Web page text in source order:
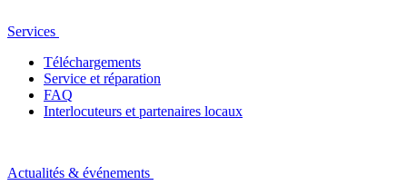
Services
Téléchargements
Service et réparation
FAQ
Interlocuteurs et partenaires locaux
Actualités & événements